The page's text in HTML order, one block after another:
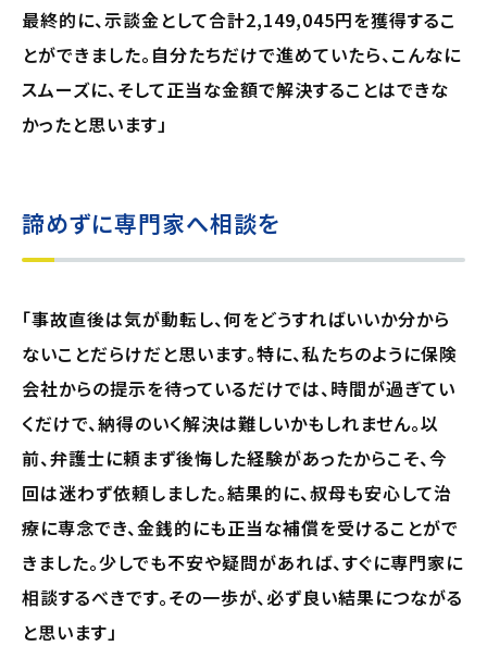
最終的に、示談金として合計2,149,045円を獲得するこ
とができました。自分たちだけで進めていたら、こんなに
スムーズに、そして正当な金額で解決することはできな
かったと思います」
諦めずに専門家へ相談を
「事故直後は気が動転し、何をどうすればいいか分から
ないことだらけだと思います。特に、私たちのように保険
会社からの提示を待っているだけでは、時間が過ぎてい
くだけで、納得のいく解決は難しいかもしれません。以
前、弁護士に頼まず後悔した経験があったからこそ、今
回は迷わず依頼しました。結果的に、叔母も安心して治
療に専念でき、金銭的にも正当な補償を受けることがで
きました。少しでも不安や疑問があれば、すぐに専門家に
相談するべきです。その一歩が、必ず良い結果につながる
と思います」